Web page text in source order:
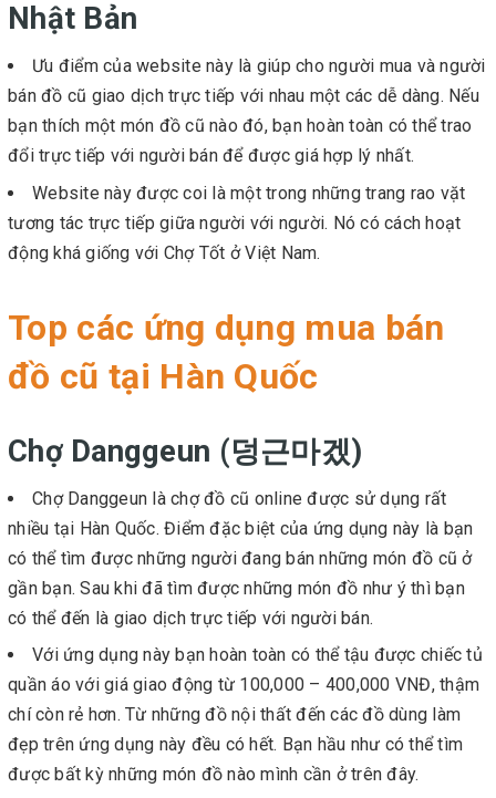
Nhật Bản
Ưu điểm của website này là giúp cho người mua và người
bán đồ cũ giao dịch trực tiếp với nhau một các dễ dàng. Nếu
bạn thích một món đồ cũ nào đó, bạn hoàn toàn có thể trao
đổi trực tiếp với người bán để được giá hợp lý nhất.
Website này được coi là một trong những trang rao vặt
tương tác trực tiếp giữa người với người. Nó có cách hoạt
động khá giống với Chợ Tốt ở Việt Nam.
Top các ứng dụng mua bán
đồ cũ tại Hàn Quốc
Chợ Danggeun (덩근마겠)
Chợ Danggeun là chợ đồ cũ online được sử dụng rất
nhiều tại Hàn Quốc. Điểm đặc biệt của ứng dụng này là bạn
có thể tìm được những người đang bán những món đồ cũ ở
gần bạn. Sau khi đã tìm được những món đồ như ý thì bạn
có thể đến là giao dịch trực tiếp với người bán.
Với ứng dụng này bạn hoàn toàn có thể tậu được chiếc tủ
quần áo với giá giao động từ 100,000 – 400,000 VNĐ, thậm
chí còn rẻ hơn. Từ những đồ nội thất đến các đồ dùng làm
đẹp trên ứng dụng này đều có hết. Bạn hầu như có thể tìm
được bất kỳ những món đồ nào mình cần ở trên đây.